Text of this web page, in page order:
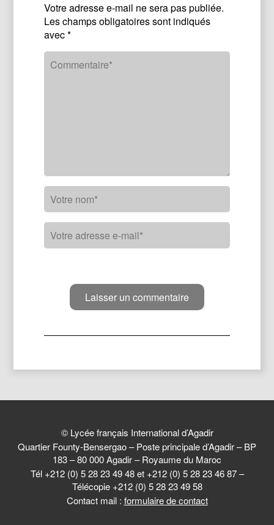
Votre adresse e-mail ne sera pas publiée.
Les champs obligatoires sont indiqués
avec*
© Lycée français International d’Agadir
Quartier Founty-Bensergao – Poste principale d’Agadir – BP
183 – 80 000 Agadir – Royaume du Maroc
Tél +212 (0) 5 28 23 49 48 et +212 (0) 5 28 23 46 87 –
Télécopie +212 (0) 5 28 23 49 58
Contact mail : formulaire de contact